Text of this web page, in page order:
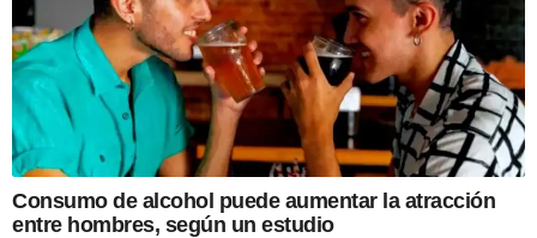
Consumo de alcohol puede aumentar la atracción
entre hombres, según un estudio